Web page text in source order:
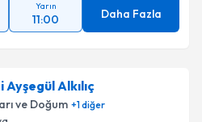
Yarın
11:00 Daha Fazla
Ayşegül Alkılıç
ve Doğum +1diğer